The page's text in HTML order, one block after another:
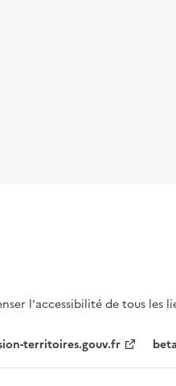
l'accessibilité de tous les
territoires.gouv.fr